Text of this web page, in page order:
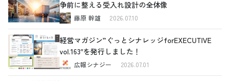
争前に整える受入れ設計の全体像
藤原 幹雄 2026.07.10
経営マガジン”ぐっとシナレッジforEXECUTIVE
vol.163″を発行しました！
広報シナジー 2026.07.01